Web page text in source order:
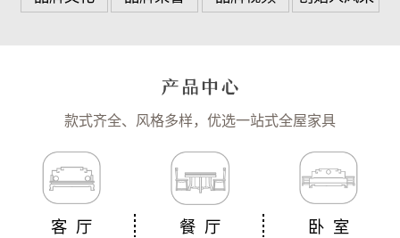
款式齐全、风格多样，优选一站式全屋家具
客 厅 餐 厅 卧 室